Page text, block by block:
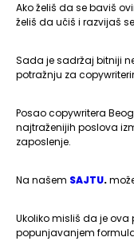
Ako želiš da se baviš
želiš da učiš i razvijaš
Sada je sadržaj bitniji
potražnju za
Posao copywritera
najtraženijih poslova
zaposlenje.
Na našem SAJTU.
Ukoliko misliš da je
popunjavanjem